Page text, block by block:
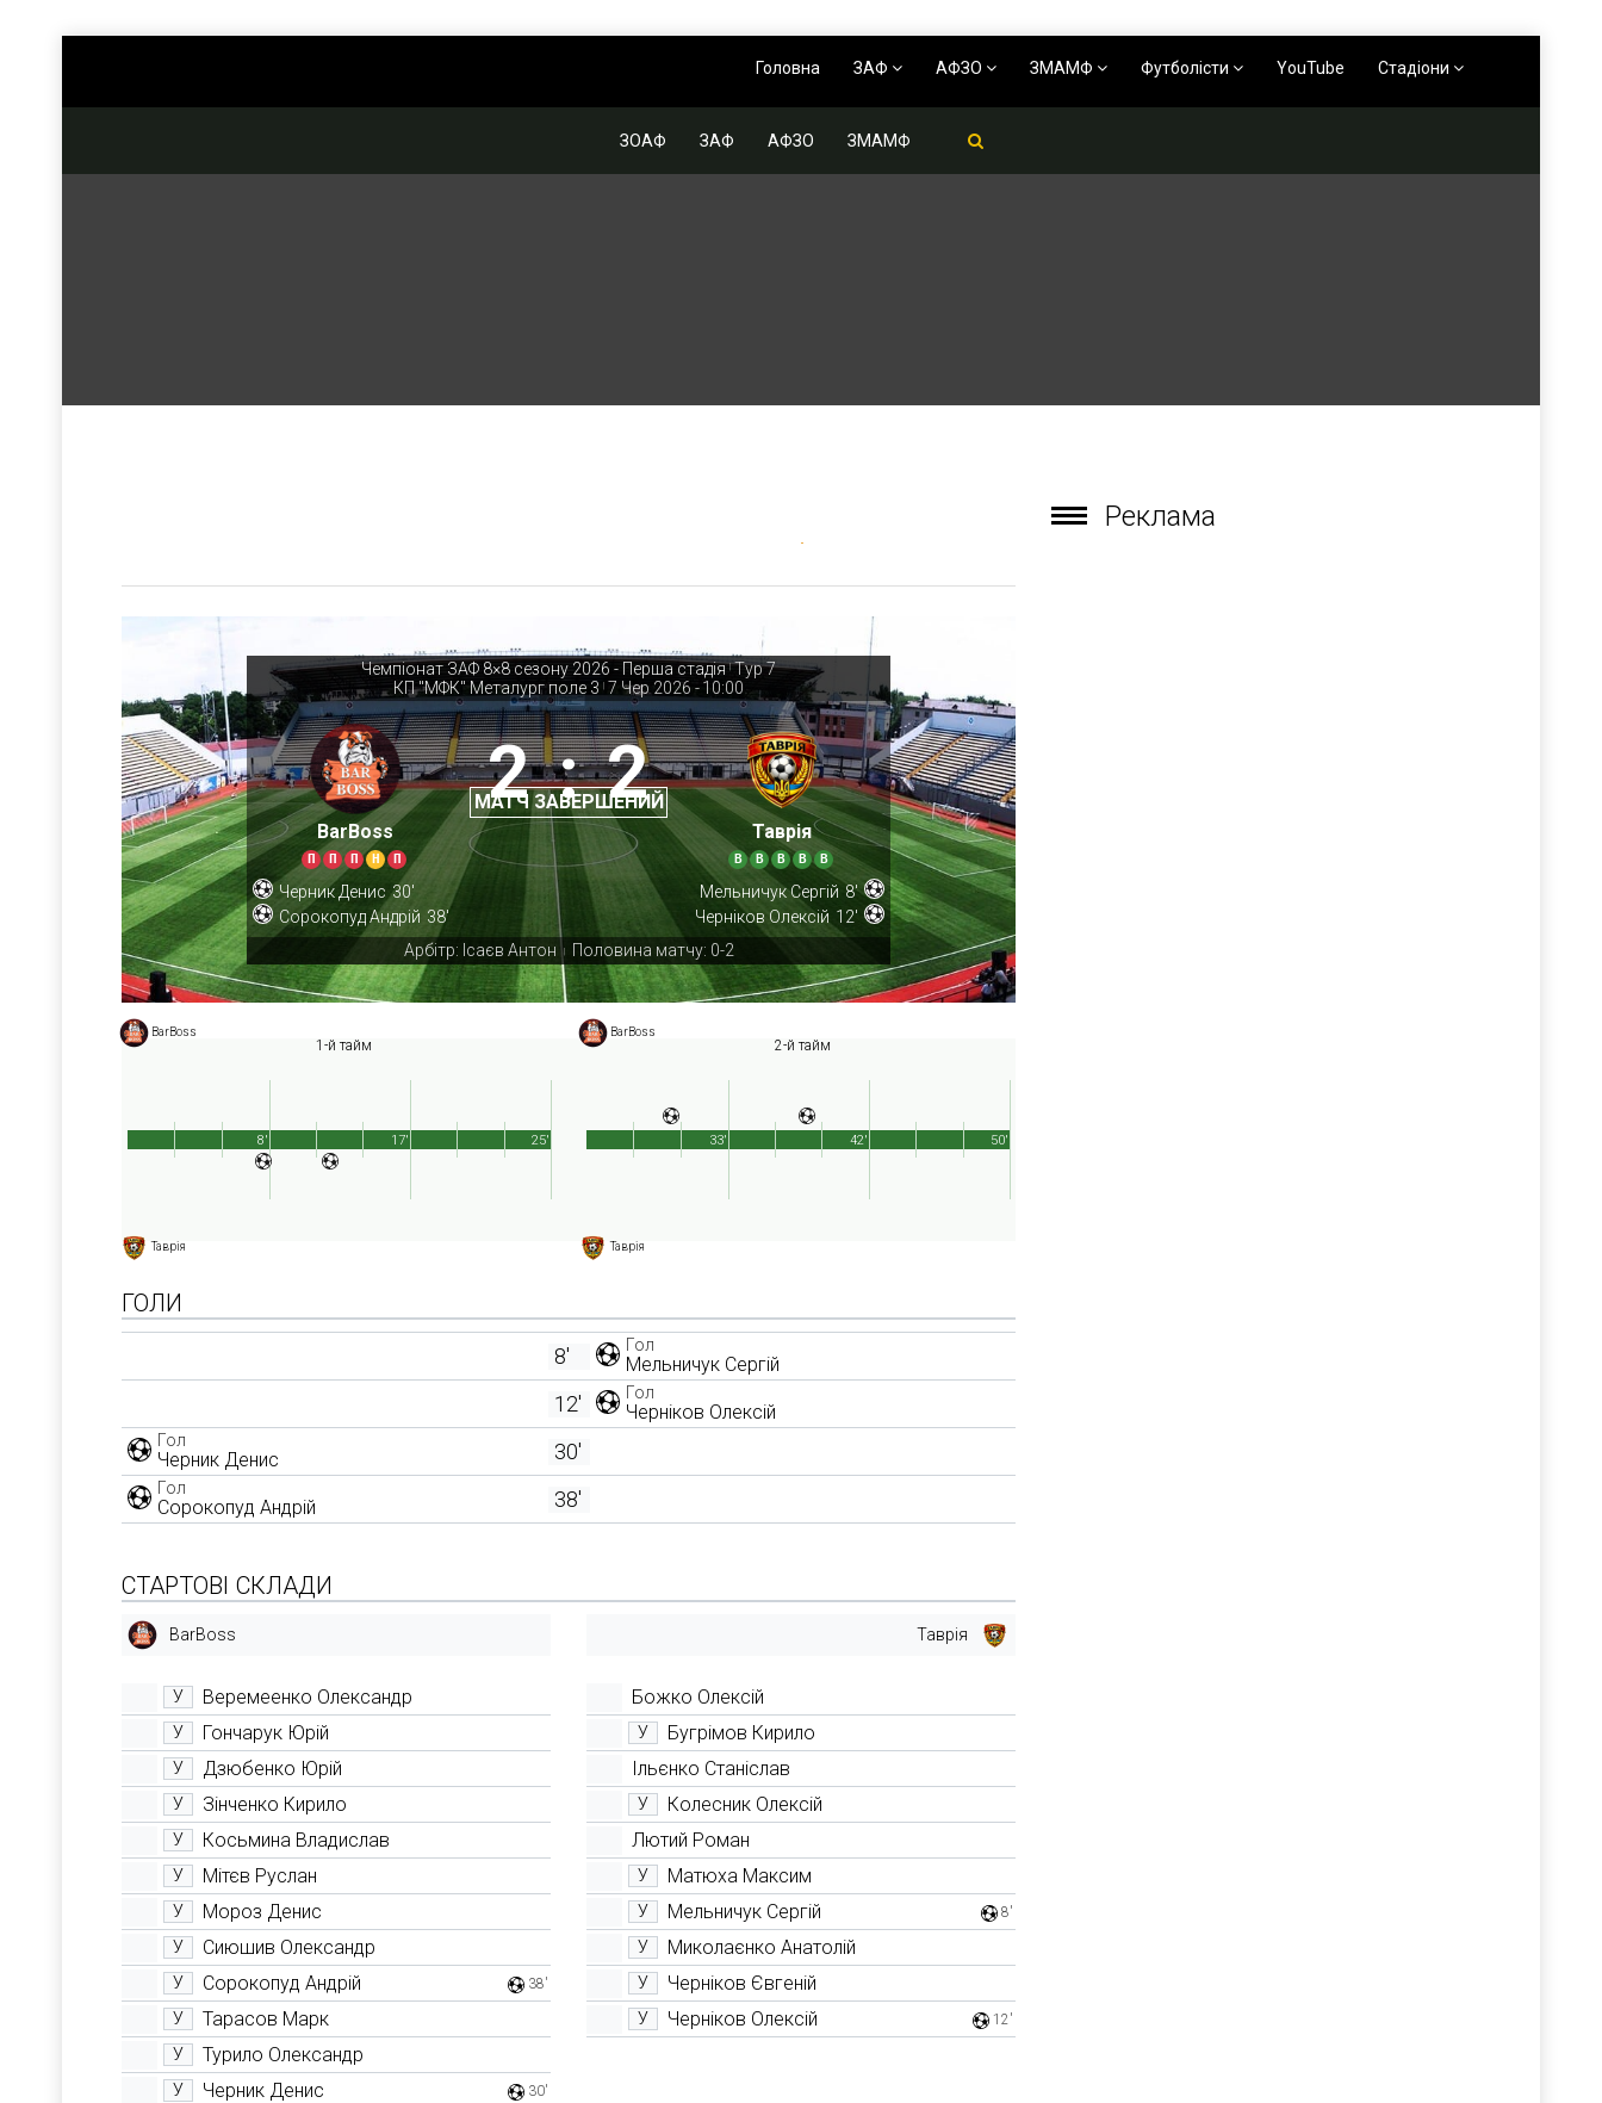
Головна ЗАФ АФЗО ЗМАМФ Футболісти YouTube Стадіони
ЗОАФ ЗАФ АФЗО ЗМАМФ
Чемпіонат ЗАФ 8×8 сезону 2026 - Перша стадія | Тур 7
КП "МФК" Металург поле 3 | 7 Чер 2026 - 10:00
BarBoss
П П П Н П
2 : 2
МАТЧ ЗАВЕРШЕНИЙ
Таврія
В В В В В
Черник Денис 30'
Сорокопуд Андрій 38'
Мельничук Сергій 8'
Черніков Олексій 12'
Арбітр: Ісаєв Антон
| Половина матчу: 0-2
BarBoss
1-й тайм
Таврія
25'
8' 17'
BarBoss
2-й тайм
Таврія
50'
33' 42'
ГОЛИ
8' Гол
Мельничук Сергій
12' Гол
Черніков Олексій
Гол
Черник Денис 30'
Гол
Сорокопуд Андрій 38'
СТАРТОВІ СКЛАДИ
BarBoss
У Веремеенко Олександр
У Гончарук Юрій
У Дзюбенко Юрій
У Зінченко Кирило
У Косьмина Владислав
У Мітєв Руслан
У Мороз Денис
У Сиюшив Олександр
У Сорокопуд Андрій 38'
У Тарасов Марк
У Турило Олександр
У Черник Денис 30'
Таврія
Божко Олексій
У
Бугрімов Кирило
Ільєнко Станіслав
У
Колесник Олексій
Лютий Роман
У Матюха Максим
У Мельничук Сергій 8'
У Миколаєнко Анатолій
У Черніков Євгеній
У Черніков Олексій 12'
Реклама